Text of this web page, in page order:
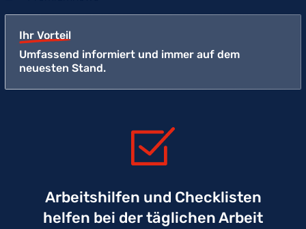
Ihr Vorteil
Umfassend informiert und immer auf dem
neuesten Stand.
Arbeitshilfen und Checklisten
helfen bei der täglichen Arbeit